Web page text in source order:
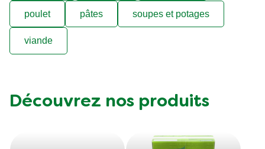
poulet pâtes soupes et potages
viande
Découvrez nos produits